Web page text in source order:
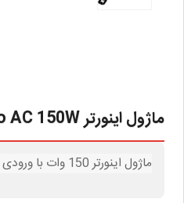
ماژول اینورتر Inverter DC to AC 150W
ماژول اینورتر 150 وات با ورودی 12 ولت DC